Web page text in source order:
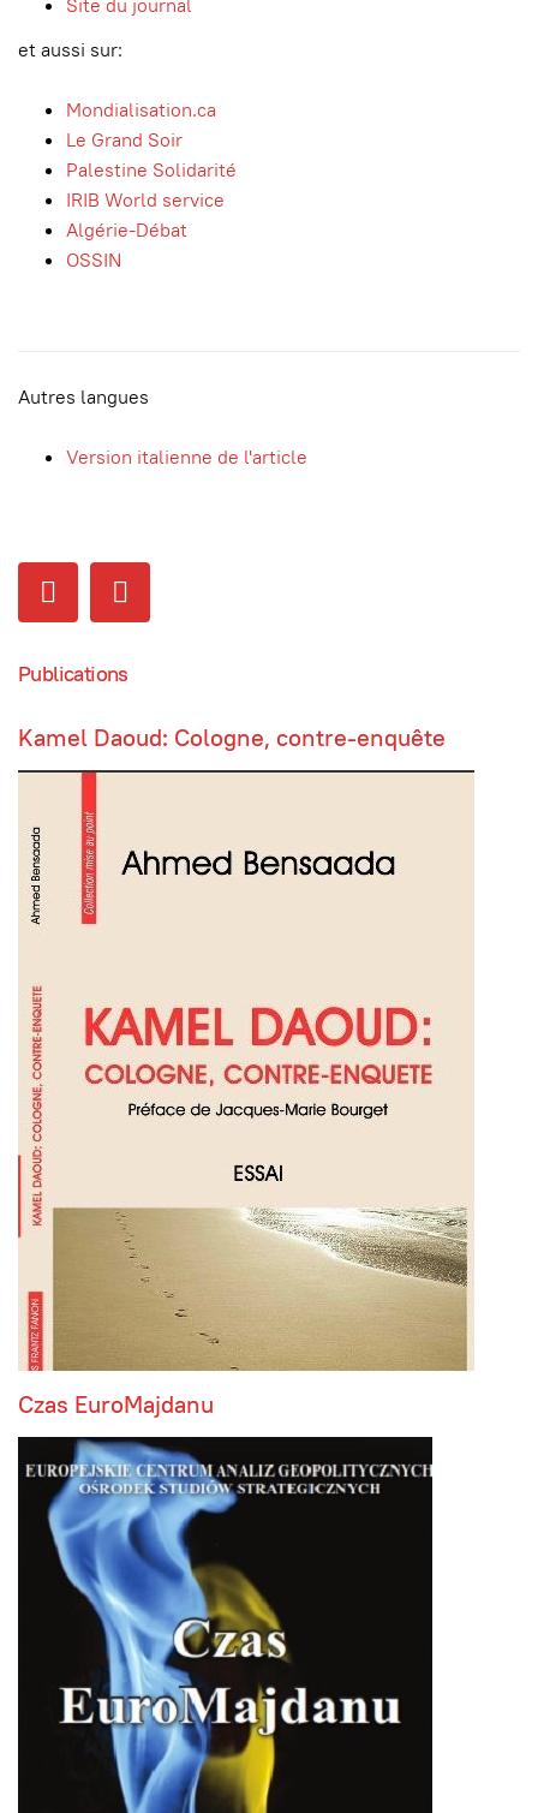
et aussi sur:
Mondialisation.ca
Le Grand Soir
Palestine Solidarité
IRIB World service
Algérie-Débat
OSSIN
Autres langues
Version italienne de l'article
Publications
Kamel Daoud: Cologne, contre-enquête
Czas EuroMajdanu